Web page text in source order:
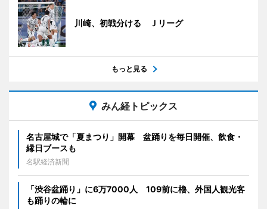
川崎、初戦分ける Ｊリーグ
もっと見る
みん経トピックス
名古屋城で「夏まつり」開幕 盆踊りを毎日開催、飲食・
縁日ブースも
名駅経済新聞
「渋谷盆踊り」に6万7000人 109前に櫓、外国人観光客
も踊りの輪に